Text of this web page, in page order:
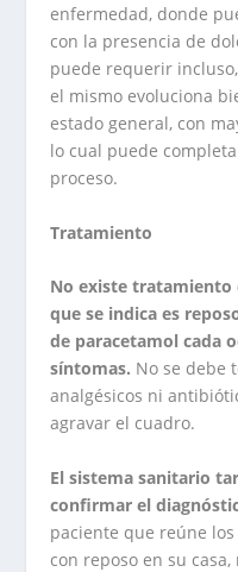
enfermedad, donde
con la presencia de
puede requerir
el mismo evoluciona
estado general, con
lo cual puede
proceso.
Tratamiento
No existe tratamiento
que se indica es
de paracetamol cada
síntomas. No se debe
analgésicos ni
agravar el cuadro.
El sistema sanitario
confirmar el
paciente que reúne
con reposo en su